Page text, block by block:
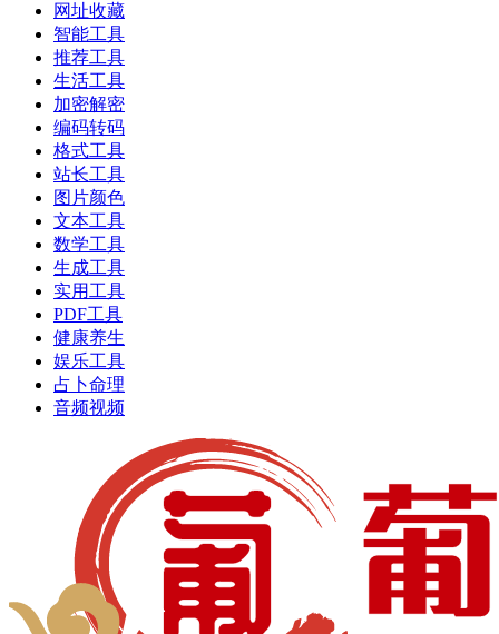
网址收藏
智能工具
推荐工具
生活工具
加密解密
编码转码
格式工具
站长工具
图片颜色
文本工具
数学工具
生成工具
实用工具
PDF工具
健康养生
娱乐工具
占卜命理
音频视频